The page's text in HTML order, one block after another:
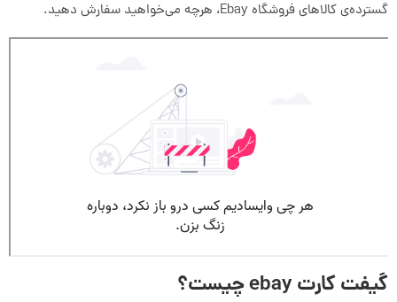
گسترده‌ی کالاهای فروشگاه Ebay، هرچه می‌خواهید سفارش دهید.
گیفت کارت ebay چیست؟